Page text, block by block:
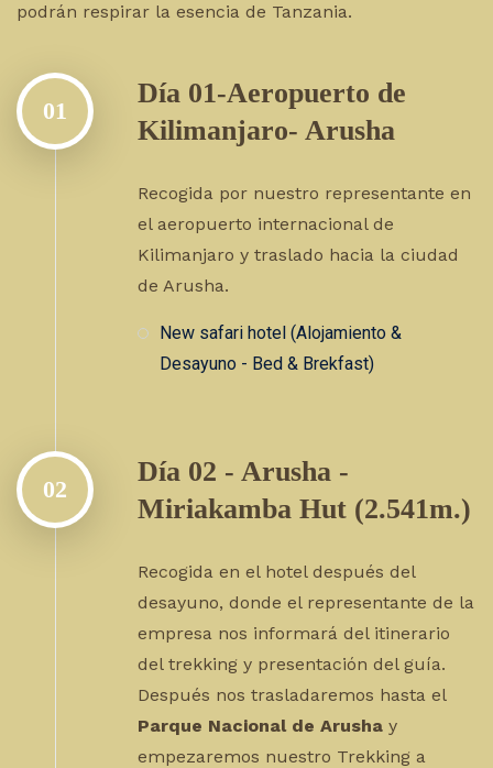
podrán respirar la esencia de Tanzania.
01
Día 01-Aeropuerto de
Kilimanjaro- Arusha
Recogida por nuestro representante en
el aeropuerto internacional de
Kilimanjaro y traslado hacia la ciudad
de Arusha.
New safari hotel (Alojamiento &
Desayuno - Bed & Brekfast)
02
Día 02 - Arusha -
Miriakamba Hut (2.541m.)
Recogida en el hotel después del
desayuno, donde el representante de la
empresa nos informará del itinerario
del trekking y presentación del guía.
Después nos trasladaremos hasta el
Parque Nacional de Arusha y
empezaremos nuestro Trekking a